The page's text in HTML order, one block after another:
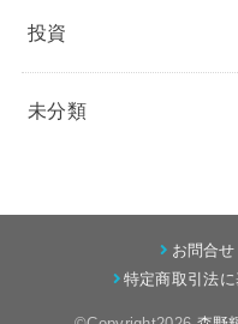
投資
未分類
お問合せ
特定商取引法